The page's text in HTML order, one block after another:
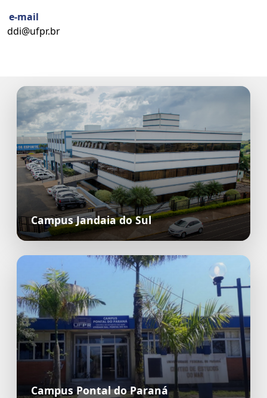
e-mail
ddi@ufpr.br
Campus Jandaia do Sul
Campus Pontal do Paraná